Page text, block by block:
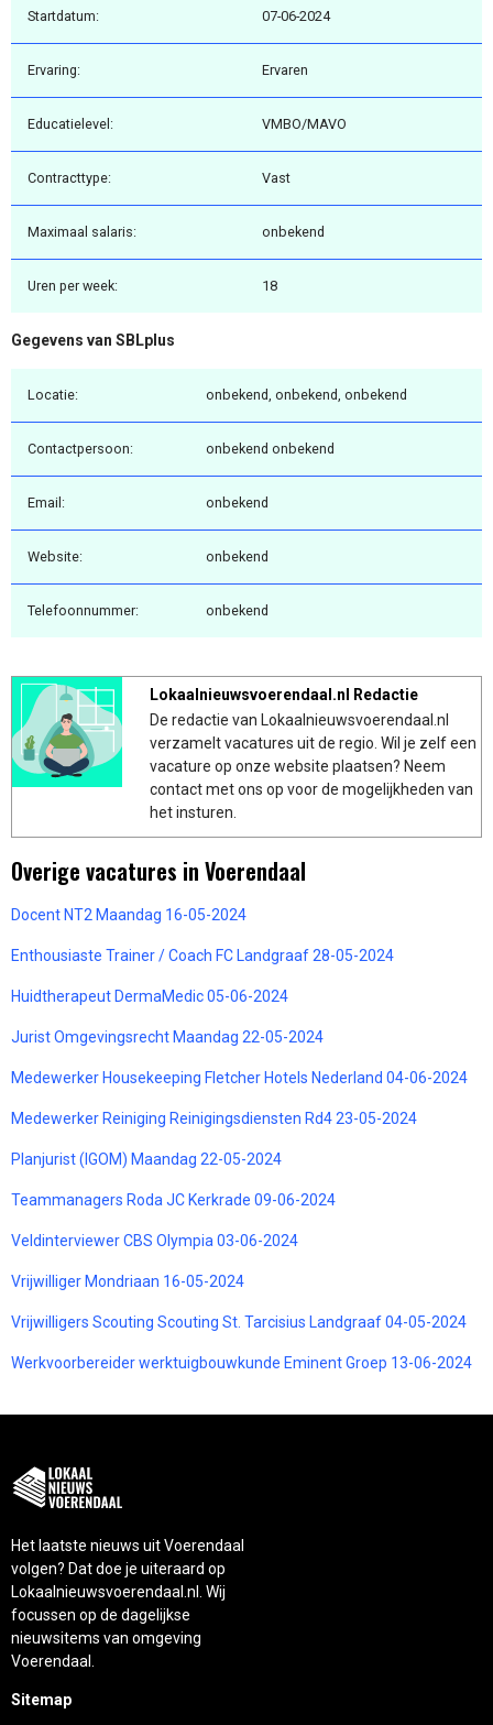
Startdatum: 07-06-2024
Ervaring: Ervaren
Educatielevel: VMBO/MAVO
Contracttype: Vast
Maximaal salaris: onbekend
Uren per week: 18
Gegevens van SBLplus
Locatie: onbekend, onbekend, onbekend
Contactpersoon: onbekend onbekend
Email: onbekend
Website: onbekend
Telefoonnummer: onbekend
Lokaalnieuwsvoerendaal.nl Redactie
De redactie van Lokaalnieuwsvoerendaal.nl
verzamelt vacatures uit de regio. Wil je zelf een
vacature op onze website plaatsen? Neem
contact met ons op voor de mogelijkheden van
het insturen.
Overige vacatures in Voerendaal
Docent NT2 Maandag 16-05-2024
Enthousiaste Trainer / Coach FC Landgraaf 28-05-2024
Huidtherapeut DermaMedic 05-06-2024
Jurist Omgevingsrecht Maandag 22-05-2024
Medewerker Housekeeping Fletcher Hotels Nederland 04-06-2024
Medewerker Reiniging Reinigingsdiensten Rd4 23-05-2024
Planjurist (IGOM) Maandag 22-05-2024
Teammanagers Roda JC Kerkrade 09-06-2024
Veldinterviewer CBS Olympia 03-06-2024
Vrijwilliger Mondriaan 16-05-2024
Vrijwilligers Scouting Scouting St. Tarcisius Landgraaf 04-05-2024
Werkvoorbereider werktuigbouwkunde Eminent Groep 13-06-2024
Het laatste nieuws uit Voerendaal
volgen? Dat doe je uiteraard op
Lokaalnieuwsvoerendaal.nl. Wij
focussen op de dagelijkse
nieuwsitems van omgeving
Voerendaal.
Sitemap